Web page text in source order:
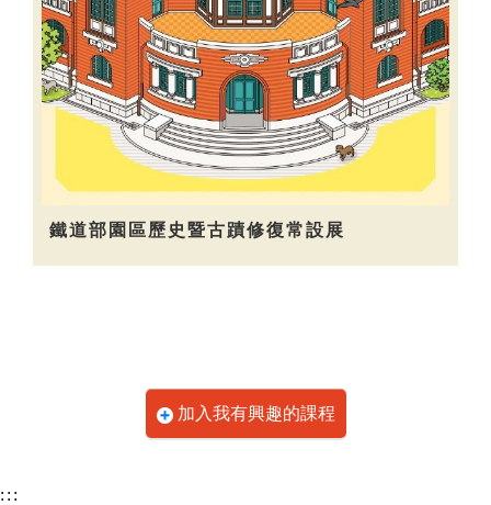
鐵道部園區歷史暨古蹟修復常設展
加入我有興趣的課程
:::